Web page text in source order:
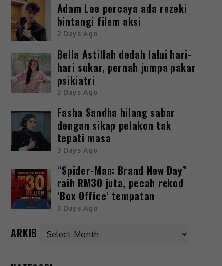
Adam Lee percaya ada rezeki
bintangi filem aksi
2 Days Ago
Bella Astillah dedah lalui hari-
hari sukar, pernah jumpa pakar
psikiatri
2 Days Ago
Fasha Sandha hilang sabar
dengan sikap pelakon tak
tepati masa
3 Days Ago
“Spider-Man: Brand New Day”
raih RM30 juta, pecah rekod
‘Box Office’ tempatan
3 Days Ago
ARKIB